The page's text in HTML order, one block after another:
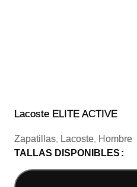
Lacoste ELITE ACTIVE
Zapatillas Lacoste
Hombre
TALLAS DISPONIBLES